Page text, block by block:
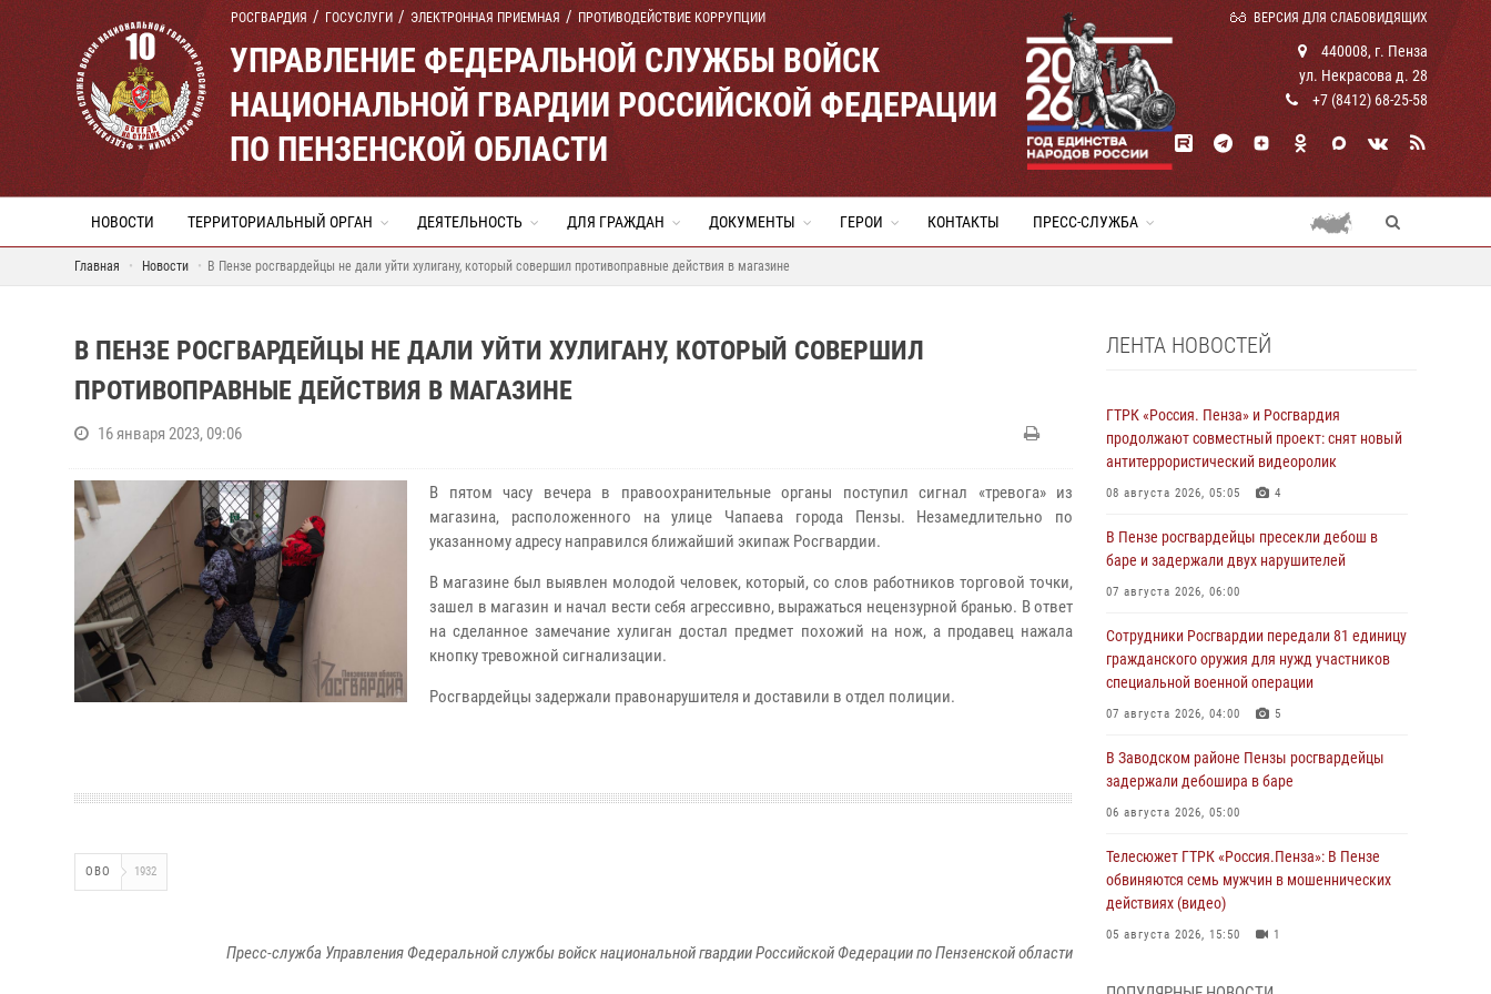
РОСГВАРДИЯ ГОСУСЛУГИ ЭЛЕКТРОННАЯ ПРИЕМНАЯ ПРОТИВОДЕЙСТВИЕ КОРРУПЦИИ ВЕРСИЯ ДЛЯ СЛАБОВИДЯЩИХ
УПРАВЛЕНИЕ ФЕДЕРАЛЬНОЙ СЛУЖБЫ ВОЙСК
НАЦИОНАЛЬНОЙ ГВАРДИИ РОССИЙСКОЙ ФЕДЕРАЦИИ
ПО ПЕНЗЕНСКОЙ ОБЛАСТИ
440008, г. Пенза
ул. Некрасова д. 28
+7 (8412) 68-25-58
НОВОСТИ ТЕРРИТОРИАЛЬНЫЙ ОРГАН ДЕЯТЕЛЬНОСТЬ ДЛЯ ГРАЖДАН ДОКУМЕНТЫ ГЕРОИ КОНТАКТЫ ПРЕСС-СЛУЖБА
Главная Новости В Пензе росгвардейцы не дали уйти хулигану, который совершил противоправные действия в магазине
В ПЕНЗЕ РОСГВАРДЕЙЦЫ НЕ ДАЛИ УЙТИ ХУЛИГАНУ, КОТОРЫЙ СОВЕРШИЛ
ПРОТИВОПРАВНЫЕ ДЕЙСТВИЯ В МАГАЗИНЕ
16 января 2023, 09:06
В пятом часу вечера в правоохранительные органы поступил сигнал «тревога» из
магазина, расположенного на улице Чапаева города Пензы. Незамедлительно по
указанному адресу направился ближайший экипаж Росгвардии.
В магазине был выявлен молодой человек, который, со слов работников торговой точки,
зашел в магазин и начал вести себя агрессивно, выражаться нецензурной бранью. В ответ
на сделанное замечание хулиган достал предмет похожий на нож, а продавец нажала
кнопку тревожной сигнализации.
Росгвардейцы задержали правонарушителя и доставили в отдел полиции.
ОВО 1932
Пресс-служба Управления Федеральной службы войск национальной гвардии Российской Федерации по Пензенской области
ЛЕНТА НОВОСТЕЙ
ГТРК «Россия. Пенза» и Росгвардия
продолжают совместный проект: снят новый
антитеррористический видеоролик
08 августа 2026, 05:05 4
В Пензе росгвардейцы пресекли дебош в
баре и задержали двух нарушителей
07 августа 2026, 06:00
Сотрудники Росгвардии передали 81 единицу
гражданского оружия для нужд участников
специальной военной операции
07 августа 2026, 04:00 5
В Заводском районе Пензы росгвардейцы
задержали дебошира в баре
06 августа 2026, 05:00
Телесюжет ГТРК «Россия.Пенза»: В Пензе
обвиняются семь мужчин в мошеннических
действиях (видео)
05 августа 2026, 15:50 1